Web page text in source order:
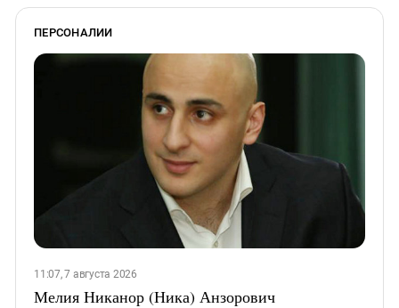
ПЕРСОНАЛИИ
11:07, 7 августа 2026
Мелия Никанор (Ника) Анзорович